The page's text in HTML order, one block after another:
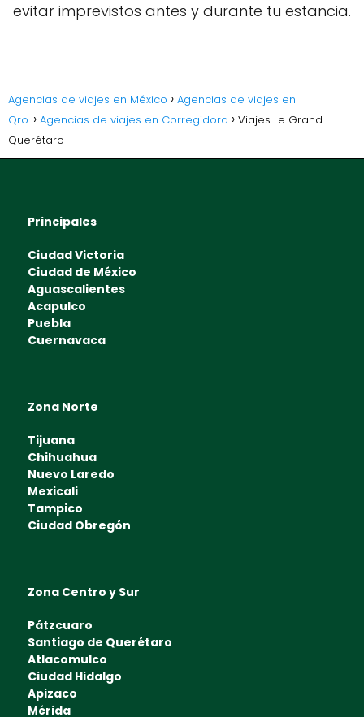
evitar imprevistos antes y durante tu estancia.
Agencias de viajes en México
Agencias de viajes en
Qro.
Agencias de viajes en Corregidora
Viajes Le Grand
Querétaro
Principales
Ciudad Victoria
Ciudad de México
Aguascalientes
Acapulco
Puebla
Cuernavaca
Zona Norte
Tijuana
Chihuahua
Nuevo Laredo
Mexicali
Tampico
Ciudad Obregón
Zona Centro y Sur
Pátzcuaro
Santiago de Querétaro
Atlacomulco
Ciudad Hidalgo
Apizaco
Mérida